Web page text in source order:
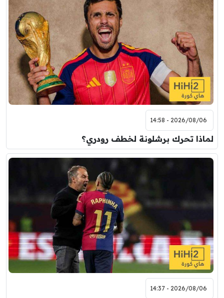
2026/08/06 - 14:58
لماذا تحرك برشلونة لخطف رودري؟
2026/08/06 - 14:37